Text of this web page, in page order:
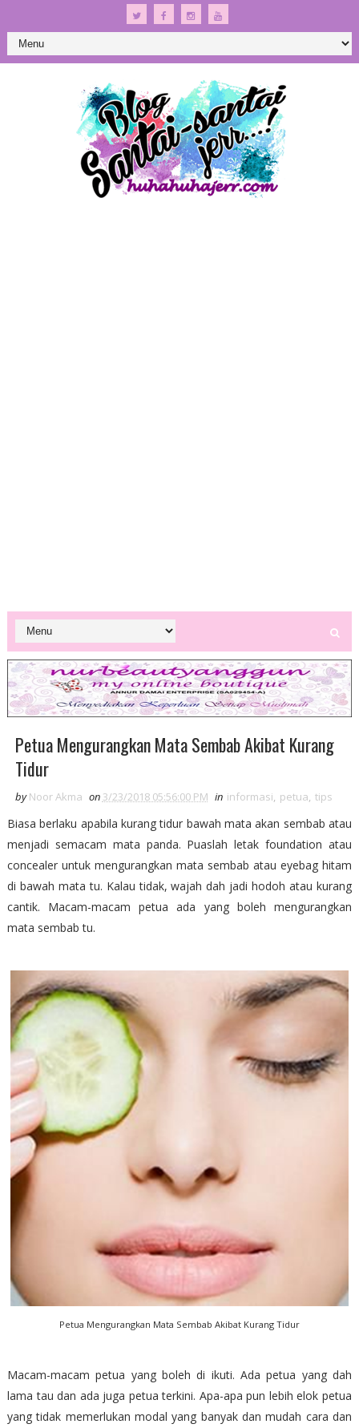
Petua Mengurangkan Mata Sembab Akibat Kurang
Tidur
by Noor Akma on 3/23/2018 05:56:00 PM in informasi, petua, tips
Biasa berlaku apabila kurang tidur bawah mata akan sembab atau
menjadi semacam mata panda. Puaslah letak foundation atau
concealer untuk mengurangkan mata sembab atau eyebag hitam
di bawah mata tu. Kalau tidak, wajah dah jadi hodoh atau kurang
cantik. Macam-macam petua ada yang boleh mengurangkan
mata sembab tu.
Petua Mengurangkan Mata Sembab Akibat Kurang Tidur
Macam-macam petua yang boleh di ikuti. Ada petua yang dah
lama tau dan ada juga petua terkini. Apa-apa pun lebih elok petua
yang tidak memerlukan modal yang banyak dan mudah cara dan